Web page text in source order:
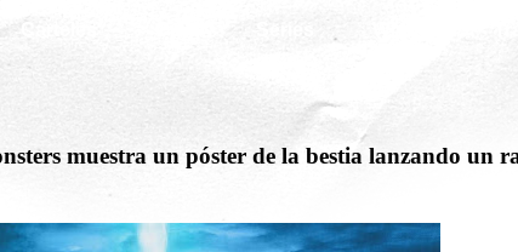
muestra un póster de la bestia lanzando un